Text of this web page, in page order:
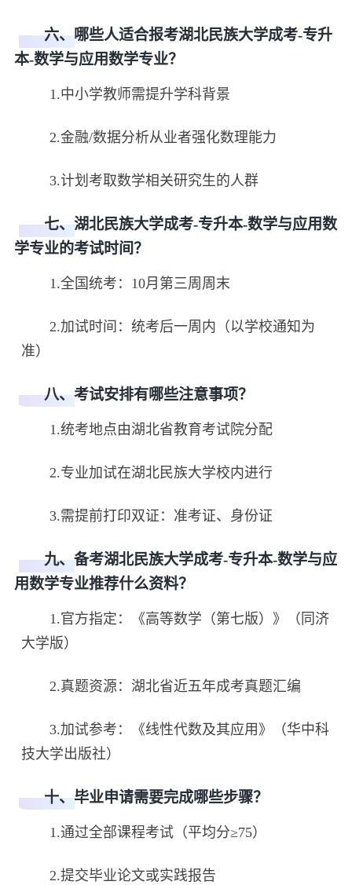
六、哪些人适合报考湖北民族大学成考-专升
本-数学与应用数学专业？
1.中小学教师需提升学科背景
2.金融/数据分析从业者强化数理能力
3.计划考取数学相关研究生的人群
七、湖北民族大学成考-专升本-数学与应用数
学专业的考试时间？
1.全国统考：10月第三周周末
2.加试时间：统考后一周内（以学校通知为
准）
八、考试安排有哪些注意事项？
1.统考地点由湖北省教育考试院分配
2.专业加试在湖北民族大学校内进行
3.需提前打印双证：准考证、身份证
九、备考湖北民族大学成考-专升本-数学与应
用数学专业推荐什么资料？
1.官方指定：《高等数学（第七版）》（同济
大学版）
2.真题资源：湖北省近五年成考真题汇编
3.加试参考：《线性代数及其应用》（华中科
技大学出版社）
十、毕业申请需要完成哪些步骤？
1.通过全部课程考试（平均分≥75）
2.提交毕业论文或实践报告